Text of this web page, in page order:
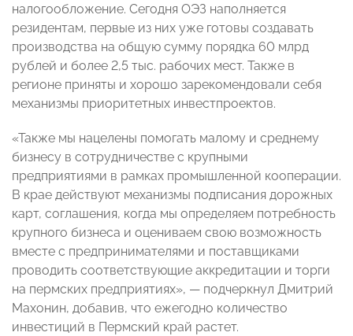
налогообложение. Сегодня ОЭЗ наполняется
резидентам, первые из них уже готовы создавать
производства на общую сумму порядка 60 млрд
рублей и более 2,5 тыс. рабочих мест. Также в
регионе приняты и хорошо зарекомендовали себя
механизмы приоритетных инвестпроектов.
«Также мы нацелены помогать малому и среднему
бизнесу в сотрудничестве с крупными
предприятиями в рамках промышленной кооперации.
В крае действуют механизмы подписания дорожных
карт, соглашения, когда мы определяем потребность
крупного бизнеса и оцениваем свою возможность
вместе с предпринимателями и поставщиками
проводить соответствующие аккредитации и торги
на пермских предприятиях», — подчеркнул Дмитрий
Махонин, добавив, что ежегодно количество
инвестиций в Пермский край растет.